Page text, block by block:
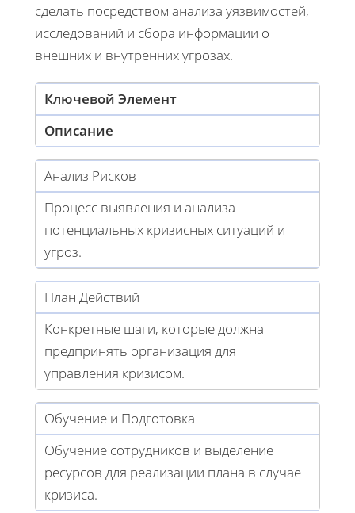
сделать посредством анализа уязвимостей,
исследований и сбора информации о
внешних и внутренних угрозах.
Ключевой Элемент
Описание
Анализ Рисков
Процесс выявления и анализа
потенциальных кризисных ситуаций и
угроз.
План Действий
Конкретные шаги, которые должна
предпринять организация для
управления кризисом.
Обучение и Подготовка
Обучение сотрудников и выделение
ресурсов для реализации плана в случае
кризиса.